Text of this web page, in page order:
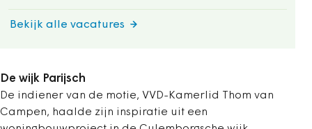
Bekijk alle vacatures
De wijk Parijsch
De indiener van de motie, VVD-Kamerlid Thom van
Campen, haalde zijn inspiratie uit een